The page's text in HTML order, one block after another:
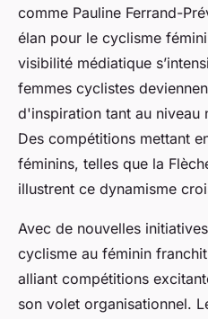
comme Pauline Ferrand-
élan pour le cyclisme
visibilité médiatique
femmes cyclistes
d'inspiration tant au niveau
Des compétitions mettant
féminins, telles que la
illustrent ce dynamisme
Avec de nouvelles
cyclisme au féminin
alliant compétitions
son volet organisationnel.